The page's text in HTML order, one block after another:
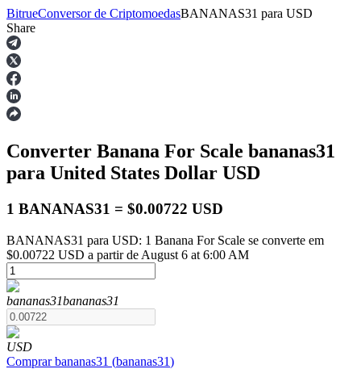
Futuros
Futuros de USDT
BitrueConversor de CriptomoedasBANANAS31 para USD
Share
Converter Banana For Scale bananas31
para United States Dollar USD
1 BANANAS31 = $0.00722 USD
BANANAS31 para USD: 1 Banana For Scale se converte em
$0.00722 USD a partir de August 6 at 6:00 AM
bananas31bananas31
USD
Comprar bananas31 (bananas31)